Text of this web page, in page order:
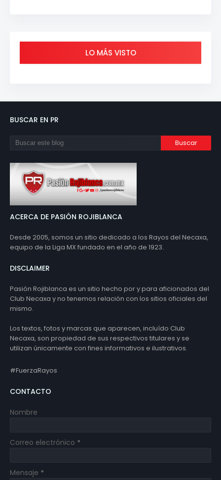
LO MÁS VISTO
BUSCAR EN PR
ACERCA DE PASIÓN ROJIBLANCA
Desde 2005, somos un sitio dedicado a los Rayos del Necaxa,
equipo de la Liga MX fundado en el año de 1923.
DISCLAIMER
Pasión Rojiblanca es un sitio hecho por y para aficionados del
Club Necaxa y no tenemos relación con los sitios oficiales del
mismo.
Los textos, fotos y marcas que aparecen, incluído Club
Necaxa, son propiedad de sus respectivos titulares y se
utilizan únicamente con fines informativos e ilustrativos.
#FuerzaRayos
CONTACTO
Nombre
Correo electrónico *
Mensaje *